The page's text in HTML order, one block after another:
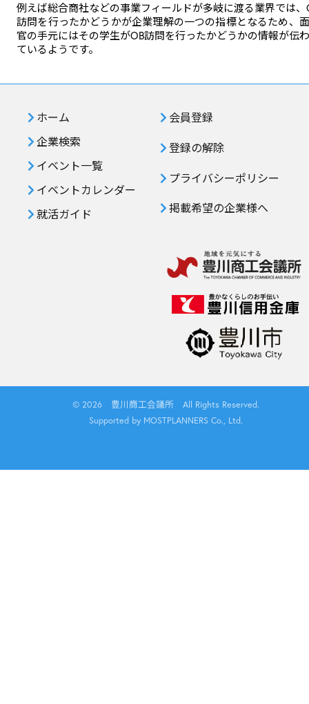
例えば総合商社などの事業フィールドが多岐に渡る業界では、
訪問を行ったかどうかが企業理解の一つの指標となるため、
官の手元にはその学生がOB訪問を行ったかどうかの情報が伝
ているようです。
ホーム
企業検索
イベント一覧
イベントカレンダー
就活ガイド
会員登録
登録の解除
プライバシーポリシー
掲載希望の企業様へ
© 2026 豊川商工会議所 All Rights Reserved.
Supported by MOSTPLANNERS Co., Ltd.